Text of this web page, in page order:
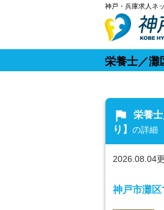
神戸・兵庫求人ネ
栄養士／灘
flag
栄養
り】 の詳細
2026.08.04
神戸市灘